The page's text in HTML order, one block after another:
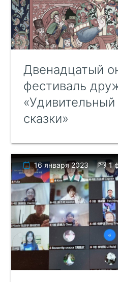
Двенадцатый
фестиваль
сказки»
16 января 2023 1